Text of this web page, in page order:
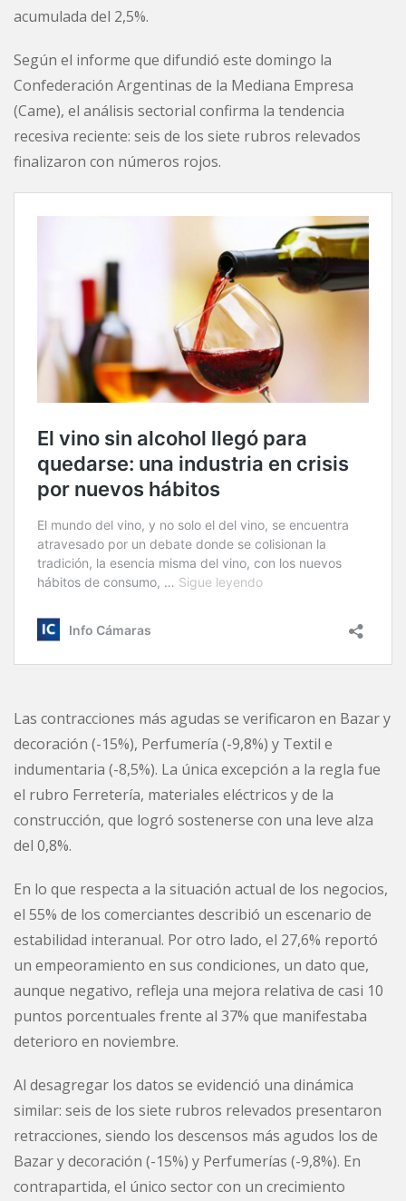
acumulada del 2,5%.
Según el informe que difundió este domingo la
Confederación Argentinas de la Mediana Empresa
(Came), el análisis sectorial confirma la tendencia
recesiva reciente: seis de los siete rubros relevados
finalizaron con números rojos.
Las contracciones más agudas se verificaron en Bazar y
decoración (-15%), Perfumería (-9,8%) y Textil e
indumentaria (-8,5%). La única excepción a la regla fue
el rubro Ferretería, materiales eléctricos y de la
construcción, que logró sostenerse con una leve alza
del 0,8%.
En lo que respecta a la situación actual de los negocios,
el 55% de los comerciantes describió un escenario de
estabilidad interanual. Por otro lado, el 27,6% reportó
un empeoramiento en sus condiciones, un dato que,
aunque negativo, refleja una mejora relativa de casi 10
puntos porcentuales frente al 37% que manifestaba
deterioro en noviembre.
Al desagregar los datos se evidenció una dinámica
similar: seis de los siete rubros relevados presentaron
retracciones, siendo los descensos más agudos los de
Bazar y decoración (-15%) y Perfumerías (-9,8%). En
contrapartida, el único sector con un crecimiento